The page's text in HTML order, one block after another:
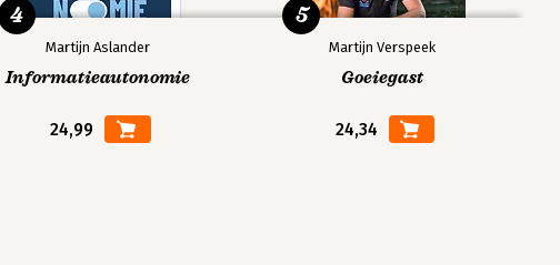
Martijn Aslander
Informatieautonomie
24,99
4
Martijn Verspeek
Goeiegast
24,34
5